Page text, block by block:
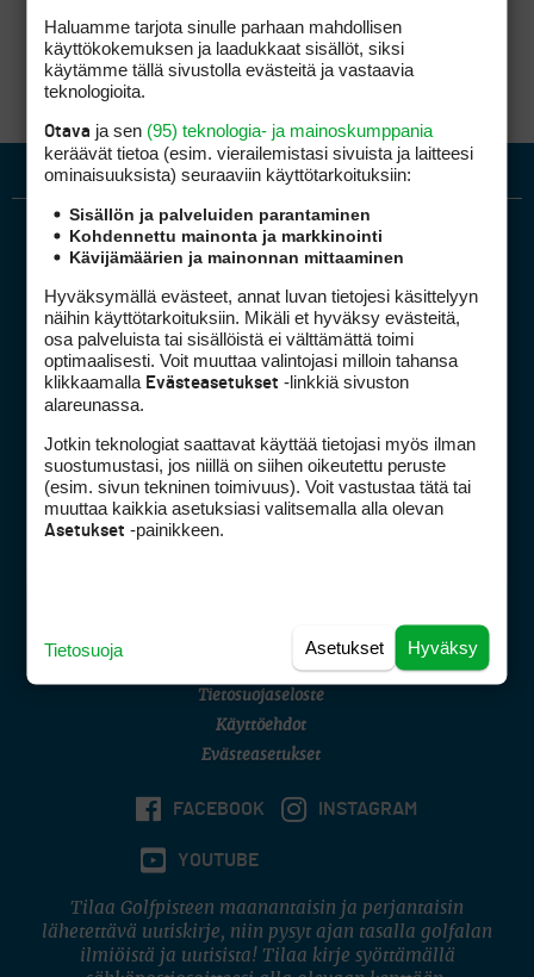
Golfpiste mediakortti
Golfpisteen yhteystiedot
DSA avoimuusraportti
Asiakaspalvelu
(digi) digi@otavamedia.fi
Tietosuojaseloste
Käyttöehdot
Evästeasetukset
FACEBOOK INSTAGRAM
YOUTUBE
Tilaa Golfpisteen maanantaisin ja perjantaisin
lähetettävä uutiskirje, niin pysyt ajan tasalla golfalan
ilmiöistä ja uutisista! Tilaa kirje syöttämällä
Haluamme tarjota sinulle parhaan mahdollisen
käyttökokemuksen ja laadukkaat sisällöt, siksi
käytämme tällä sivustolla evästeitä ja vastaavia
teknologioita.
Otava ja sen (95) teknologia- ja mainoskumppania
keräävät tietoa (esim. vierailemis­tasi sivuista ja laitteesi
ominaisuuk­sista) seuraaviin käyttötarkoituksiin:
Sisällön ja palveluiden parantaminen
Kohdennettu mainonta ja markkinointi
Kävijämäärien ja mainonnan mittaaminen
Hyväksymällä evästeet, annat luvan tietojesi käsittelyyn
näihin käyttötarkoituksiin. Mikäli et hyväksy evästeitä,
osa palveluista tai sisällöistä ei välttämättä toimi
optimaalisesti. Voit muuttaa valintojasi milloin tahansa
klikkaamalla Evästeasetukset -linkkiä sivuston
alareunassa.
Jotkin teknologiat saattavat käyttää tietojasi myös ilman
suostumustasi, jos niillä on siihen oikeutettu peruste
(esim. sivun tekninen toimivuus). Voit vastustaa tätä tai
muuttaa kaikkia asetuksiasi valitsemalla alla olevan
Asetukset -painikkeen.
Hyväksy
Asetukset
Tietosuoja